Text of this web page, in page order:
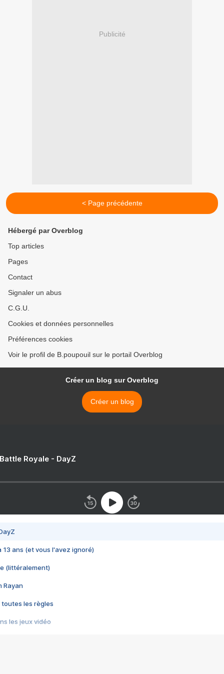
Publicité
< Page précédente
Hébergé par Overblog
Top articles
Pages
Contact
Signaler un abus
C.G.U.
Cookies et données personnelles
Préférences cookies
Voir le profil de B.poupouil sur le portail Overblog
Créer un blog sur Overblog
Créer un blog
Royale - DayZ
13 ans (et vous l'avez ignoré)
(littéralement)
Rayan
toutes les règles
les jeux vidéo